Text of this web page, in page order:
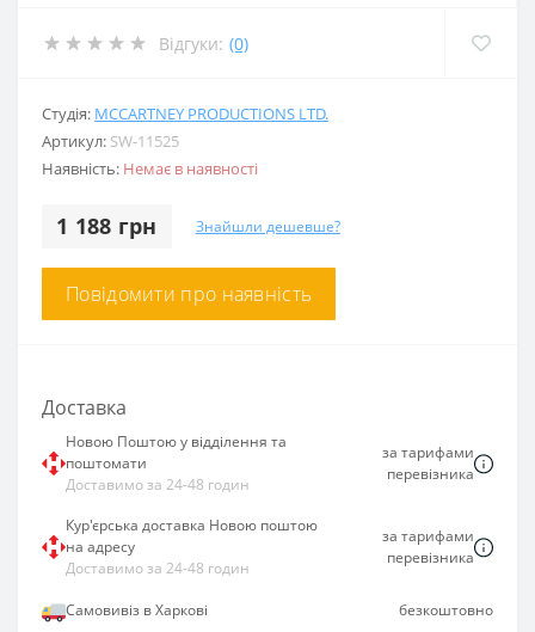
Відгуки: (0)
Студія: MCCARTNEY PRODUCTIONS LTD.
Артикул: SW-11525
Наявність: Немає в наявності
1 188 грн Знайшли дешевше?
Повідомити про наявність
Доставка
Новою Поштою у відділення та
поштомати
Доставимо за 24-48 годин
за тарифами
перевізника
Кур'єрська доставка Новою поштою
на адресу
Доставимо за 24-48 годин
за тарифами
перевізника
Самовивіз в Харкові безкоштовно